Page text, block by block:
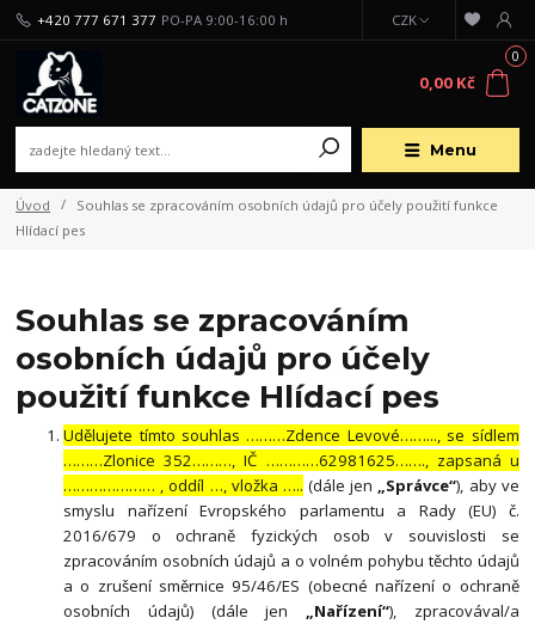
Menu
CZK
+420 777 671 377 PO-PA 9:00-16:00 h
0
0,00 Kč
Úvod
Souhlas se zpracováním osobních údajů pro účely použití funkce
Hlídací pes
Souhlas se zpracováním
osobních údajů pro účely
použití funkce Hlídací pes
Udělujete tímto souhlas ………Zdence Levové……..., se sídlem
………Zlonice 352………, IČ …………62981625……., zapsaná u
………………… , oddíl …, vložka ….. (dále jen „Správce“), aby ve
smyslu nařízení Evropského parlamentu a Rady (EU) č.
2016/679 o ochraně fyzických osob v souvislosti se
zpracováním osobních údajů a o volném pohybu těchto údajů
a o zrušení směrnice 95/46/ES (obecné nařízení o ochraně
osobních údajů) (dále jen „Nařízení“), zpracovával/a